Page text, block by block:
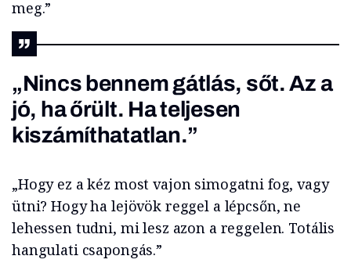
meg.”
„Nincs bennem gátlás, sőt. Az a
jó, ha őrült. Ha teljesen
kiszámíthatatlan.”
„Hogy ez a kéz most vajon simogatni fog, vagy
ütni? Hogy ha lejövök reggel a lépcsőn, ne
lehessen tudni, mi lesz azon a reggelen. Totális
hangulati csapongás.”